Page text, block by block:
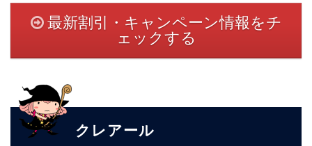
最新割引・キャンペーン情報をチ
ェックする
クレアール